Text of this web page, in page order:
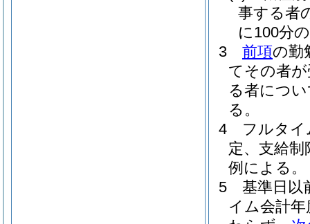
事する者
に100分
3
前項の勤
てその者
る者につ
る。
4
フルタイ
定、支給
例による。
5
基準日以
イム会計